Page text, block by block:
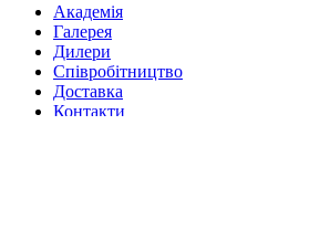
Академія
Галерея
Дилери
Cпівробітництво
Доставка
Контакти